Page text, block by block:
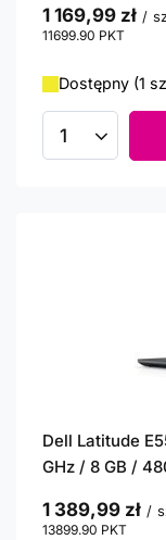
1 169,99 zł /
11699.90 PKT
Dostępny (1
Ilość
Dell Latitude
GHz / 8 GB /
1 389,99 zł /
13899.90 PKT